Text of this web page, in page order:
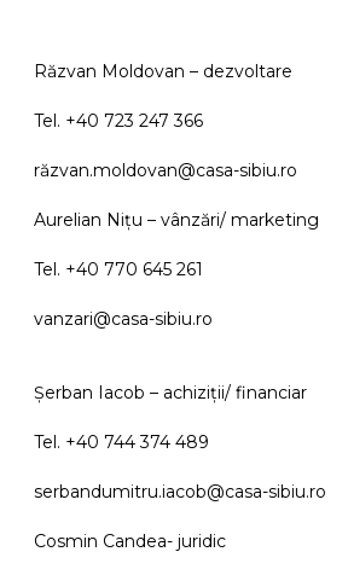
Răzvan Moldovan – dezvoltare
Tel. +40 723 247 366
răzvan.moldovan@casa-sibiu.ro
Aurelian Nițu – vânzări/ marketing
Tel. +40 770 645 261
vanzari@casa-sibiu.ro
Șerban Iacob – achiziții/ financiar
Tel. +40 744 374 489
serbandumitru.iacob@casa-sibiu.ro
Cosmin Candea- juridic